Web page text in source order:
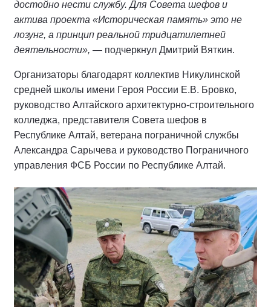
достойно нести службу. Для Совета шефов и
актива проекта «Историческая память» это не
лозунг, а принцип реальной тридцатилетней
деятельности», — подчеркнул Дмитрий Вяткин.
Организаторы благодарят коллектив Никулинской
средней школы имени Героя России Е.В. Бровко,
руководство Алтайского архитектурно-строительного
колледжа, представителя Совета шефов в
Республике Алтай, ветерана пограничной службы
Александра Сарычева и руководство Пограничного
управления ФСБ России по Республике Алтай.